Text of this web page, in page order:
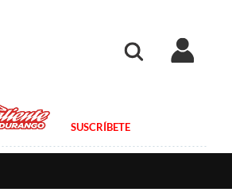
SUSCRÍBETE